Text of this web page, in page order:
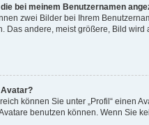
bei meinem Benutzernamen
zwei Bilder bei Ihrem
Das andere, meist größere, Bild
Avatar?
können Sie unter „Profil“ einen
benutzen können. Wenn Sie